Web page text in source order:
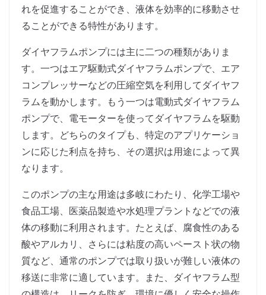
れを促進することができ、液体を効率的に移動させ
ることができる特性があります。
ダイヤフラムポンプには主に二つの種類がありま
す。一つはエア駆動式ダイヤフラムポンプで、エア
コンプレッサーなどの圧縮空気を利用してダイヤフ
ラムを動かします。もう一つは電動式ダイヤフラム
ポンプで、電モーターを使ってダイヤフラムを駆動
します。どちらのタイプも、特定のアプリケーショ
ンに応じた利点を持ち、その選択は用途によって異
なります。
このポンプの主な用途は多岐にわたり、化学工場や
食品工場、医薬品製造や水処理プラントなどでの液
体の移動に利用されます。たとえば、腐食性のある
酸やアルカリ、さらには粘度の高いペースト状の物
質など、通常のポンプでは取り扱いが難しい液体の
移送に非常に適しています。また、ダイヤフラム型